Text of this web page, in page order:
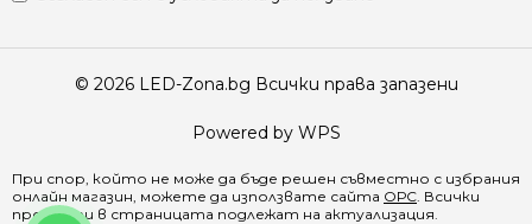
© 2026 LED-Zona.bg Всички права запазени
Powered by WPS
При спор, който не може да бъде решен съвместно с избрания
онлайн магазин, можете да използвате сайта ОРС . Всички
продукти в страницата подлежат на актуализация.